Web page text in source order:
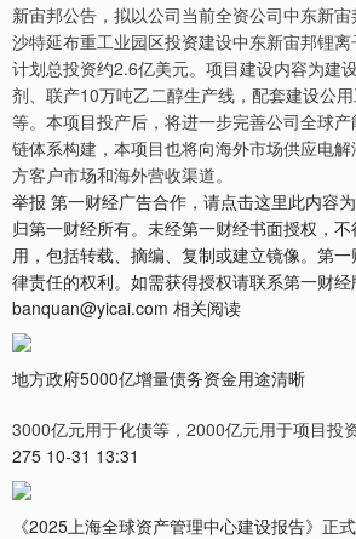
新宙邦公告，拟以公司当前全资公司中东新
沙特延布重工业园区投资建设中东新宙邦锂
计划总投资约2.6亿美元。项目建设内容为建
剂、联产10万吨乙二醇生产线，配套建设公
等。本项目投产后，将进一步完善公司全球
链体系构建，本项目也将向海外市场供应电
方客户市场和海外营收渠道。
举报 第一财经广告合作，请点击这里此内容
归第一财经所有。未经第一财经书面授权，
用，包括转载、摘编、复制或建立镜像。第
律责任的权利。如需获得授权请联系第一财经
banquan@yicai.com 相关阅读
地方政府5000亿增量债务资金用途清晰
3000亿元用于化债等，2000亿元用于项目投
275 10-31 13:31
《2025上海全球资产管理中心建设报告》正